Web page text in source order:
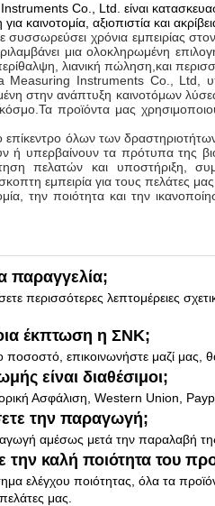
Co., Ltd. είναι
καινοτομία, αξιοπιστία και
συσσωρεύσει χρόνια εμπειρίας
μια ολοκληρωμένη
λιανική πώληση,και
Measuring Instruments Co., Ltd,
στην ανάπτυξη καινοτόμων
προϊόντα μας
επίκεντρο όλων των
ή υπερβαίνουν τα πρότυπα της
πελατών και υποστήριξη,
εμπειρία για τους πελάτες μας.
την ποιότητα και την
παραγγελία;
περισσότερες λεπτομέρειες
έκπτωση η ΣΝΚ;
ποσοστό, επικοινωνήστε μαζί
είναι διαθέσιμοι;
Ασφάλιση, Western Union,
την παραγωγή;
αμέσως μετά την παραλαβή
την καλή ποιότητα του
ελέγχου ποιότητας, όλα τα
μας.